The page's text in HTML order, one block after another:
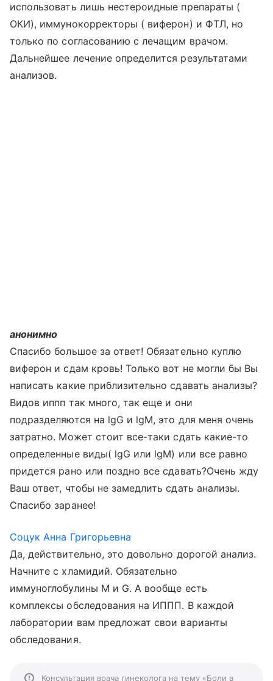
использовать лишь нестероидные препараты (
ОКИ), иммунокорректоры ( виферон) и ФТЛ, но
только по согласованию с лечащим врачом.
Дальнейшее лечение определится результатами
анализов.
анонимно
Спасибо большое за ответ! Обязательно куплю
виферон и сдам кровь! Только вот не могли бы Вы
написать какие приблизительно сдавать анализы?
Видов иппп так много, так еще и они
подразделяются на lgG и lgM, это для меня очень
затратно. Может стоит все-таки сдать какие-то
определенные виды( lgG или lgM) или все равно
придется рано или поздно все сдавать?Очень жду
Ваш ответ, чтобы не замедлить сдать анализы.
Спасибо заранее!
Соцук Анна Григорьевна
Да, действительно, это довольно дорогой анализ.
Начните с хламидий. Обязательно
иммуноглобулины М и G. А вообще есть
комплексы обследования на ИППП. В каждой
лаборатории вам предложат свои варианты
обследования.
Консультация врача гинеколога на тему «Боли в